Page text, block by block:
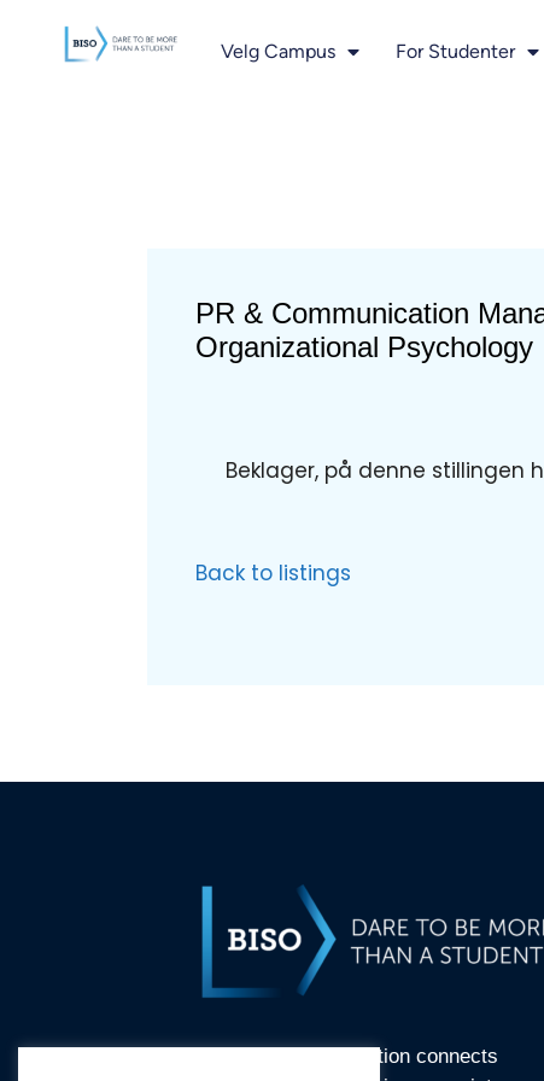
innholdet
Velg Campus For Studenter
PR & Communication
Organizational Psychology
Beklager, på denne stillingen
Back to listings
BI Student Organisation connects